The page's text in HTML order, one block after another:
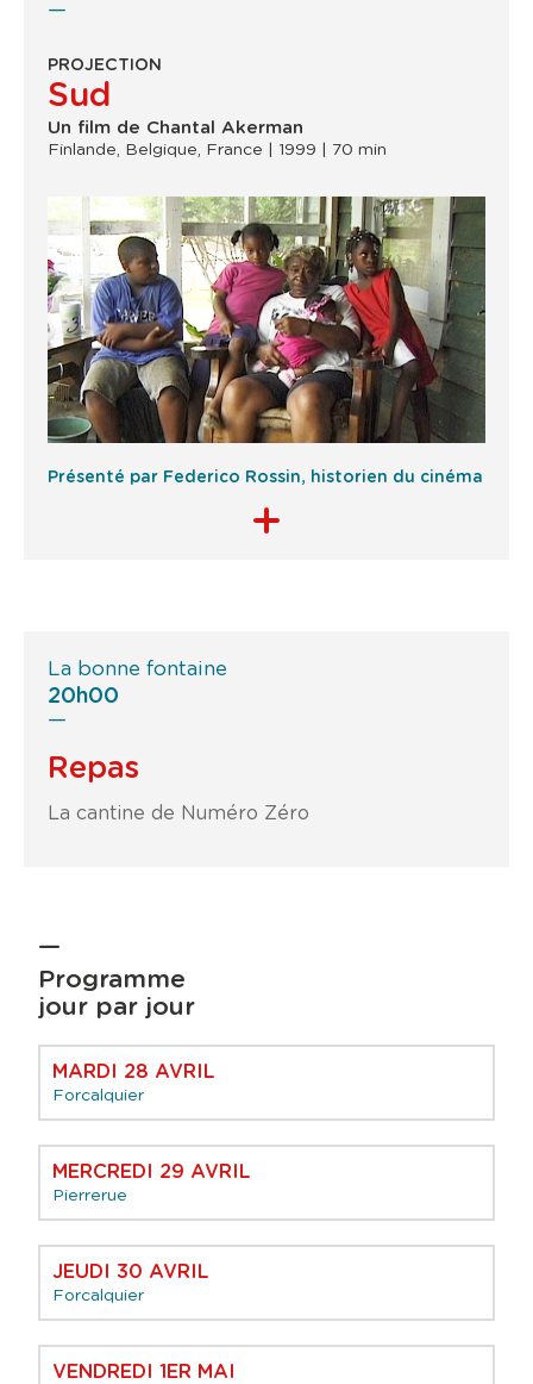
PROJECTION
Sud
Un film de Chantal Akerman
Finlande, Belgique, France | 1999 | 70 min
Présenté par Federico Rossin, historien du cinéma
La bonne fontaine
20h00
Repas
La cantine de Numéro Zéro
Programme
jour par jour
MARDI 28 AVRIL
Forcalquier
MERCREDI 29 AVRIL
Pierrerue
JEUDI 30 AVRIL
Forcalquier
VENDREDI 1ER MAI